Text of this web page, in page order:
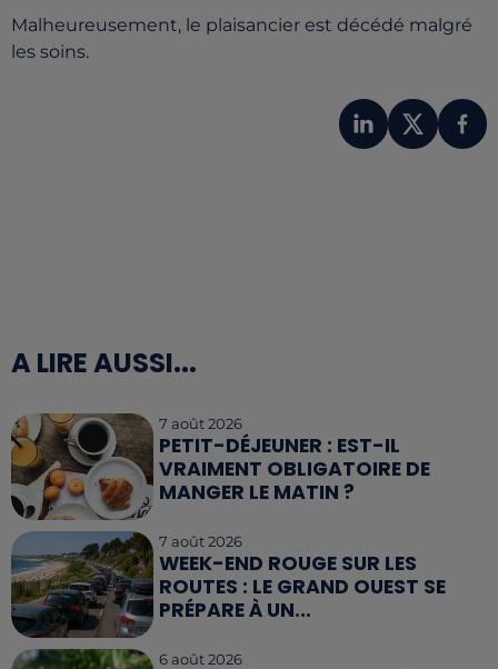
Malheureusement, le plaisancier est décédé malgré
les soins.
A LIRE AUSSI...
7 août 2026
PETIT-DÉJEUNER : EST-IL
VRAIMENT OBLIGATOIRE DE
MANGER LE MATIN ?
7 août 2026
WEEK-END ROUGE SUR LES
ROUTES : LE GRAND OUEST SE
PRÉPARE À UN...
6 août 2026